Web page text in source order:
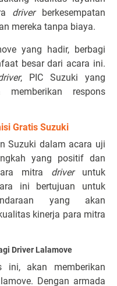
driverberkesempatan
mereka tanpa biaya.
yang hadir, berbagi
besar dari acara ini.
, PIC Suzuki yang
memberikan respons
Gratis Suzuki
Suzuki dalam acara uji
yang positif dan
mitra driveruntuk
ini bertujuan untuk
yang akan
kinerja para mitra
Driver Lalamove
akan memberikan
Dengan armada